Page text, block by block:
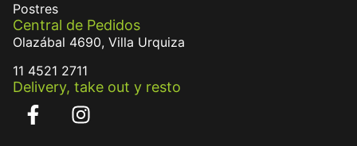
Postres
Central de Pedidos
Olazábal 4690, Villa Urquiza
11 4521 2711
Delivery, take out y resto